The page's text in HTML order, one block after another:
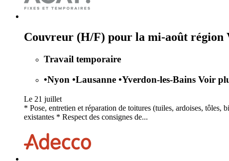
Couvreur (H/F) pour la mi-août région
Travail temporaire
•Nyon •Lausanne •Yverdon-les-Bains Voir
Le 21 juillet
* Pose, entretien et réparation de toitures (tuiles, ardoises,
existantes * Respect des consignes de...